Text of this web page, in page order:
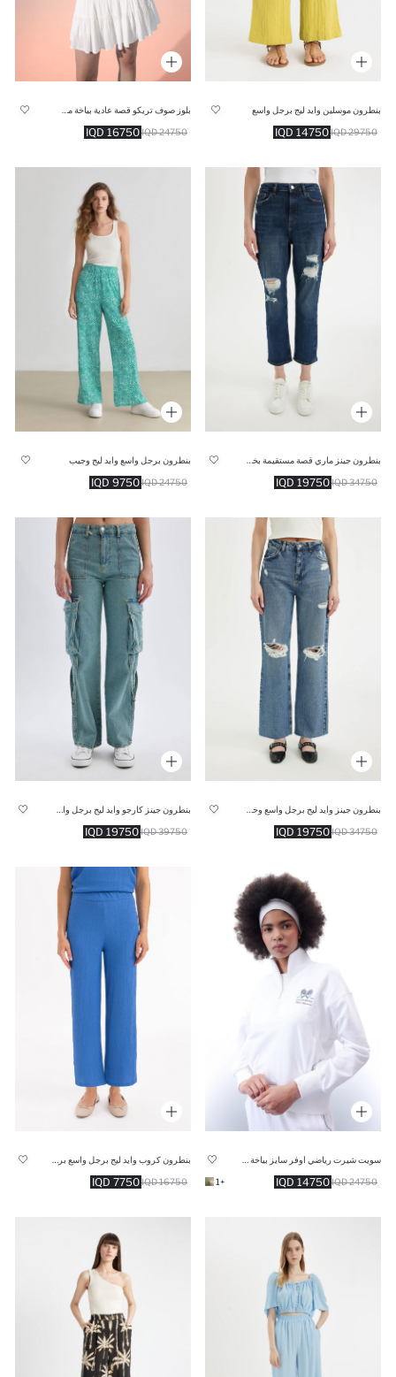
بنطرون موسلين وايد ليج برجل واسع
14750 IQD 29750 IQD
16750 IQD 24750 IQD
19750 IQD 34750 IQD
بنطرون برجل واسع وايد ليج وجيب
9750 IQD 24750 IQD
بنطرون جينز وايد ليج برجل واسع وخصر عالي
19750 IQD 34750 IQD
بنطرون جينز كارجو وايد ليج برجل واسع وخصر عالي
19750 IQD 39750 IQD
14750 IQD 24750 IQD
+1
7750 IQD 16750 IQD